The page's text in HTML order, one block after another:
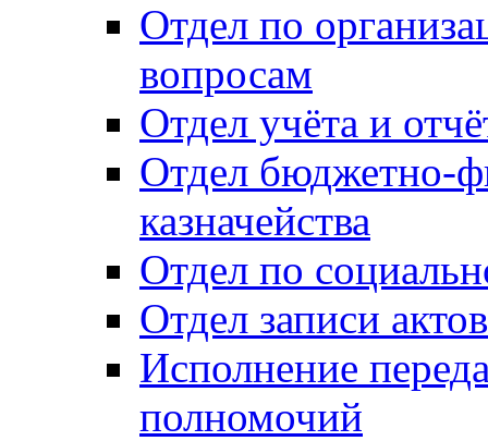
Отдел по
вопросам
Отдел учёта и
Отдел бюджетно-
казначейства
Отдел по
Отдел записи
Исполнение
полномочий